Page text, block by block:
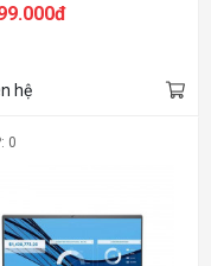
2K/Win11 Pro/Đen)
hệ
0